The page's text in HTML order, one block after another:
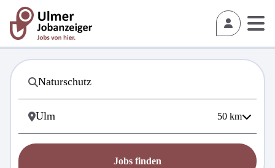
50 km
Jobs finden